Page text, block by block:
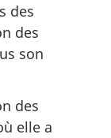
des
des
son
des
elle a